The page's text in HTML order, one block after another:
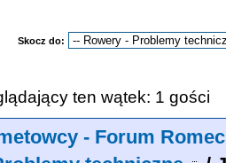
Skocz do:
ten wątek: 1 gości
- Forum